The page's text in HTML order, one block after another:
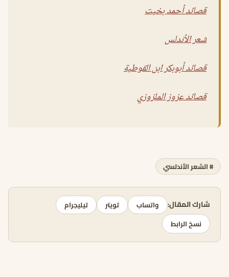
قصائد أحمد بخيت
شعر الأندلس
قصائد أبوبكر ابن القوطية
قصائد عزوز الملزوزي
# الشعر الأندلسي
شارك المقال: واتساب تويتر
تيليجرام
نسخ الرابط